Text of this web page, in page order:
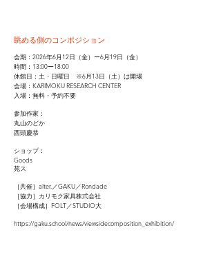
眺める側のコンポジション
会期：2026年6月12日（金）ー6月19日（金）
時間：13:00ー18:00
休館日：土・日曜日 ※6月13日（土）は開場
会場：KARIMOKU RESEARCH CENTER
入場：無料・予約不要
参加作家：
丸山のどか
西頭慶恭
ショップ：
Goods
苑ス
［共催］alter.／GAKU／Rondade
［協力］カリモク家具株式会社
［会場構成］FOLT／STUDIO大
https://gaku.school/news/viewsidecomposition_exhibition/